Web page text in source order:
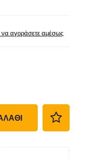
να αγοράσετε αμέσως